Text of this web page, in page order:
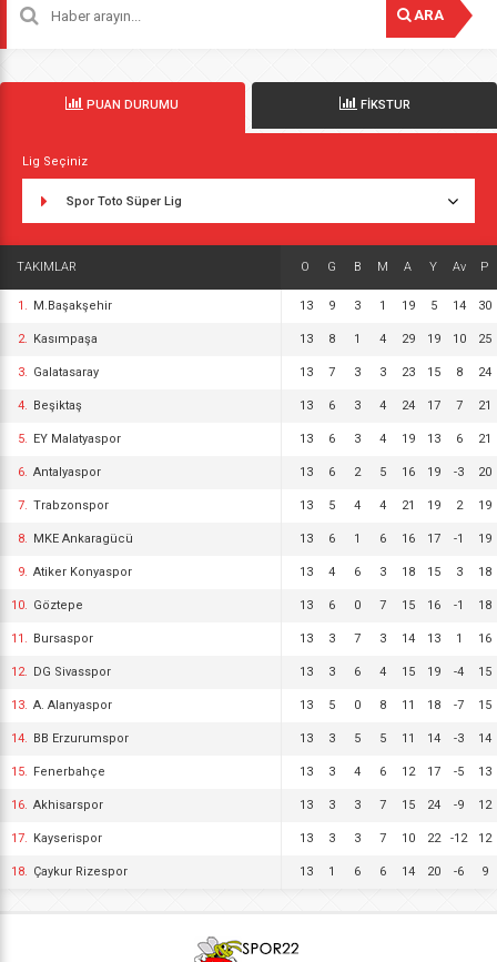
ARA
PUAN DURUMU FİKSTUR
Lig Seçiniz
Spor Toto Süper Lig
TAKIMLAR O G B M A Y Av P
1. M.Başakşehir 13 9 3 1 19 5 14 30
2. Kasımpaşa 13 8 1 4 29 19 10 25
3. Galatasaray 13 7 3 3 23 15 8 24
4. Beşiktaş 13 6 3 4 24 17 7 21
5. EY Malatyaspor 13 6 3 4 19 13 6 21
6. Antalyaspor 13 6 2 5 16 19 -3 20
7. Trabzonspor 13 5 4 4 21 19 2 19
8. MKE Ankaragücü 13 6 1 6 16 17 -1 19
9. Atiker Konyaspor 13 4 6 3 18 15 3 18
10. Göztepe 13 6 0 7 15 16 -1 18
11. Bursaspor 13 3 7 3 14 13 1 16
12. DG Sivasspor 13 3 6 4 15 19 -4 15
13. A. Alanyaspor 13 5 0 8 11 18 -7 15
14. BB Erzurumspor 13 3 5 5 11 14 -3 14
15. Fenerbahçe 13 3 4 6 12 17 -5 13
16. Akhisarspor 13 3 3 7 15 24 -9 12
17. Kayserispor 13 3 3 7 10 22 -12 12
18. Çaykur Rizespor 13 1 6 6 14 20 -6 9